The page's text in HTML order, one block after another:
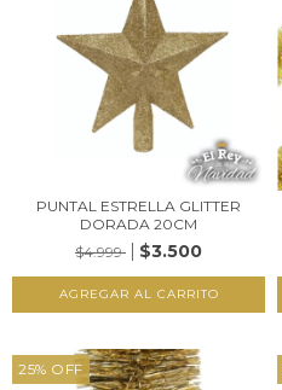
PUNTAL ESTRELLA GLITTER
DORADA 20CM
$4.999
$3.500
25% OFF